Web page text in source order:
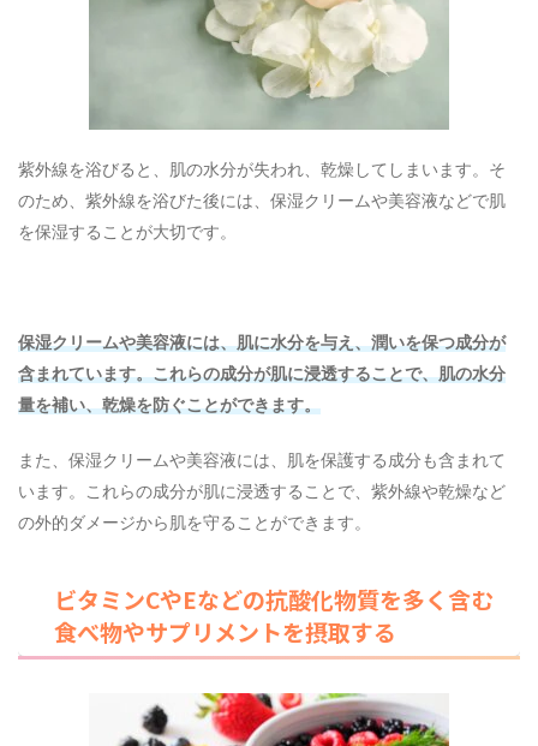
紫外線を浴びると、肌の水分が失われ、乾燥してしまいます。そ
のため、紫外線を浴びた後には、保湿クリームや美容液などで肌
を保湿することが大切です。
保湿クリームや美容液には、肌に水分を与え、潤いを保つ成分が
含まれています。これらの成分が肌に浸透することで、肌の水分
量を補い、乾燥を防ぐことができます。
また、保湿クリームや美容液には、肌を保護する成分も含まれて
います。これらの成分が肌に浸透することで、紫外線や乾燥など
の外的ダメージから肌を守ることができます。
ビタミンCやEなどの抗酸化物質を多く含む
食べ物やサプリメントを摂取する